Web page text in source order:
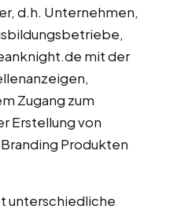
d.h. Unternehmen,
mit der
Zugang zum
Erstellung von
Produkten
unterschiedliche